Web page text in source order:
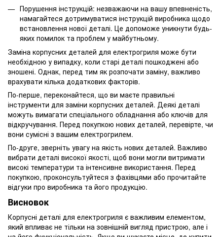
Порушення інструкцій: незважаючи на вашу впевненість,
намагайтеся дотримуватися інструкцій виробника щодо
встановлення нової деталі. Це допоможе уникнути будь-
яких помилок та проблем у майбутньому.
Заміна корпусних деталей для електрогриля може бути
необхідною у випадку, коли старі деталі пошкоджені або
зношені. Однак, перед тим як розпочати заміну, важливо
врахувати кілька додаткових факторів.
По-перше, переконайтеся, що ви маєте правильні
інструменти для заміни корпусних деталей. Деякі деталі
можуть вимагати спеціального обладнання або ключів для
відкручування. Перед покупкою нових деталей, перевірте, чи
вони сумісні з вашим електрогрилем.
По-друге, зверніть увагу на якість нових деталей. Важливо
вибрати деталі високої якості, щоб вони могли витримати
високі температури та інтенсивне використання. Перед
покупкою, проконсультуйтеся з фахівцями або прочитайте
відгуки про виробника та його продукцію.
Висновок
Корпусні деталі для електрогриля є важливим елементом,
який впливає не тільки на зовнішній вигляд пристрою, але і